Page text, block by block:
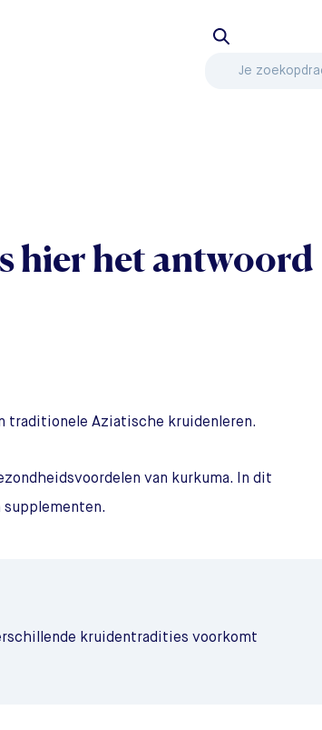
hier het antwoord
traditionele Aziatische kruidenleren.
van kurkuma. In dit
kruidentradities voorkomt